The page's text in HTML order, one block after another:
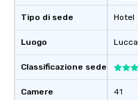
Tipo di sede
Luogo
Classificazione sede
Camere
Hotel
Lucca
41